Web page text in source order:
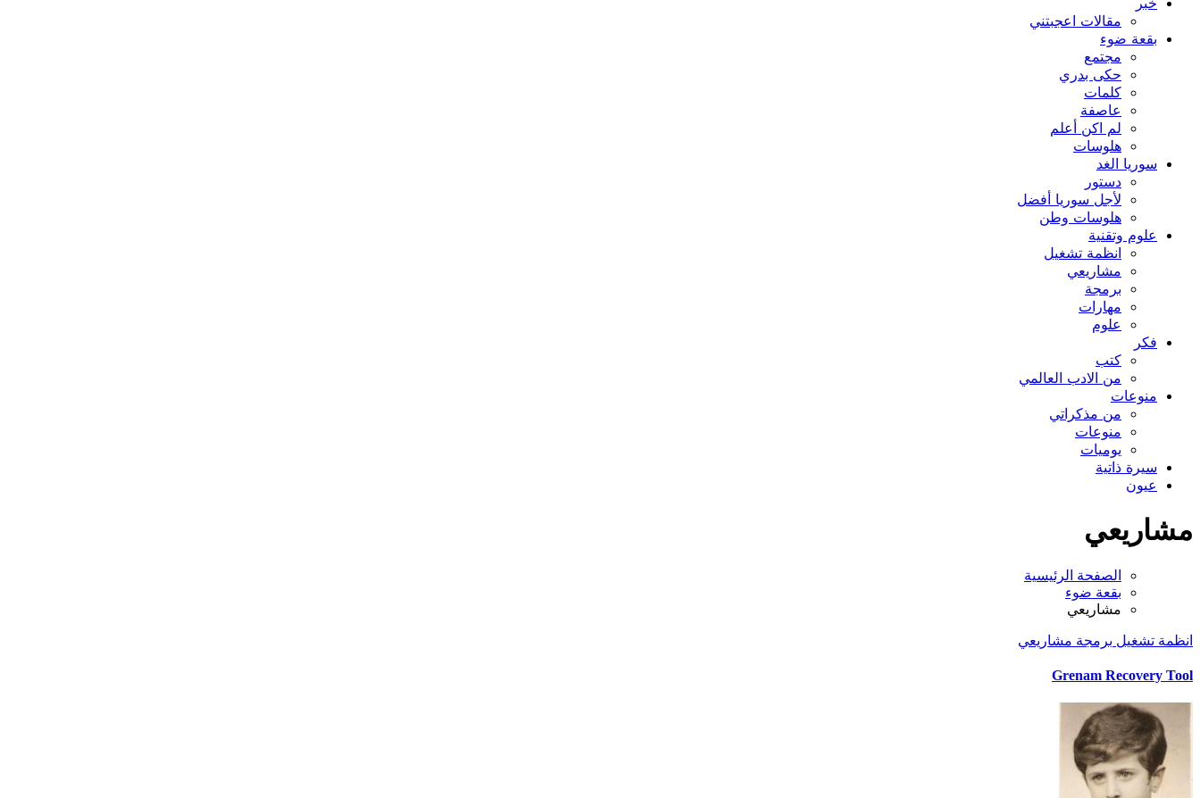
خبر
مقالات اعجبتني
بقعة ضوء
مجتمع
حكى بدري
كلمات
عاصفة
لم اكن أعلم
هلوسات
سوريا الغد
دستور
لأجل سوريا أفضل
هلوسات وطن
علوم وتقنية
انظمة تشغيل
مشاريعي
برمجة
مهارات
علوم
فكر
كتب
من الادب العالمي
منوعات
من مذكراتي
منوعات
يوميات
سيرة ذاتية
عيون
مشاريعي
الصفحة الرئيسية
بقعة ضوء
مشاريعي
انظمة تشغيل برمجة مشاريعي
Grenam Recovery Tool